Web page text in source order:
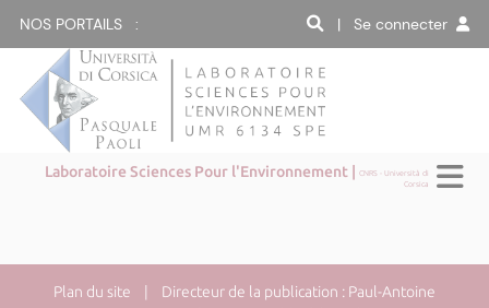
NOS PORTAILS : | Se connecter
Laboratoire Sciences Pour l'Environnement |CNRS - Università di
Corsica
Plan du site | Directeur de la publication : Paul-Antoine